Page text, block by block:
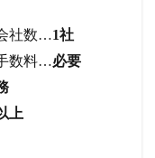
社数…1社
数料…必要
上